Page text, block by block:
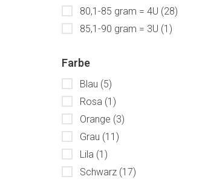
80,1-85 gram = 4U (28)
85,1-90 gram = 3U (1)
Farbe
Blau (5)
Rosa (1)
Orange (3)
Grau (11)
Lila (1)
Schwarz (17)